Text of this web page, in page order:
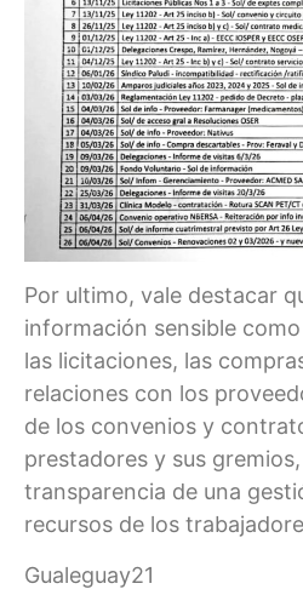
Por ultimo, vale destacar
información sensible
las licitaciones, las
relaciones con los
de los convenios y
prestadores y sus
transparencia de una
recursos de los
Gualeguay21